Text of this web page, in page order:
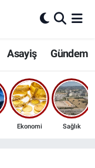
Asayiş Gündem
Ekonomi Sağlık